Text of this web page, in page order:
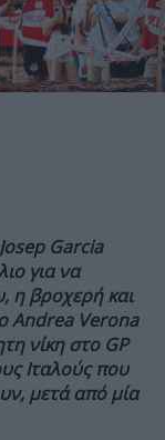
Garcia
για να
η βροχερή και
Andrea Verona
νίκη στο GP
Ιταλούς που
μετά από μία